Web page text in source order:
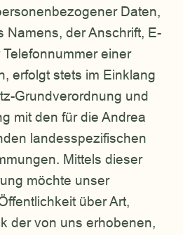
Daten,
Namens, der Anschrift, E-
einer
erfolgt stets im Einklang
Grundverordnung und
mit den für die Andrea
landesspezifischen
Mittels dieser
möchte unser
über Art,
der von uns erhobenen,